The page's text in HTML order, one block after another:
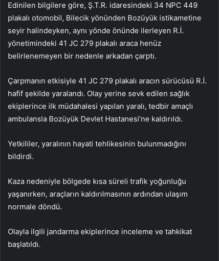
Edinilen bilgilere göre, Ş.T.R. idaresindeki 34 NPC 449
plakalı otomobil, Bilecik yönünden Bozüyük istikametine
seyir halindeyken, aynı yönde önünde ilerleyen R.İ.
yönetimindeki 41 JC 279 plakalı araca henüz
belirlenemeyen bir nedenle arkadan çarptı.
Çarpmanın etkisiyle 41 JC 279 plakalı aracın sürücüsü R.İ.
hafif şekilde yaralandı. Olay yerine sevk edilen sağlık
ekiplerince ilk müdahalesi yapılan yaralı, tedbir amaçlı
ambulansla Bozüyük Devlet Hastanesi’ne kaldırıldı.
Yetkililer, yaralının hayati tehlikesinin bulunmadığını
bildirdi.
Kaza nedeniyle bölgede kısa süreli trafik yoğunluğu
yaşanırken, araçların kaldırılmasının ardından ulaşım
normale döndü.
Olayla ilgili jandarma ekiplerince inceleme ve tahkikat
başlatıldı.